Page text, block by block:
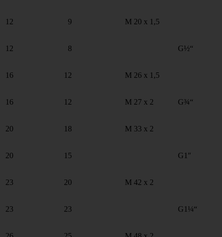
12 9 M 20 x 1,5
12 8 G½“
16 12 M 26 x 1,5
16 12 M 27 x 2 G¾“
20 18 M 33 x 2
20 15 G1″
23 20 M 42 x 2
23 23 G1¼“